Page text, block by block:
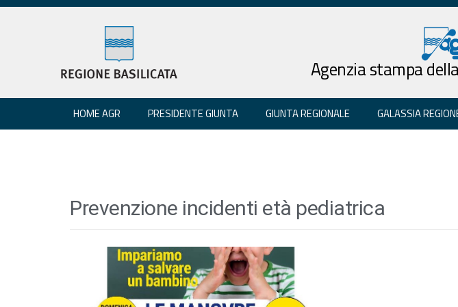
Agenzia stampa
HOME AGR PRESIDENTE GIUNTA GIUNTA REGIONALE GALASSIA
Prevenzione incidenti età pediatrica